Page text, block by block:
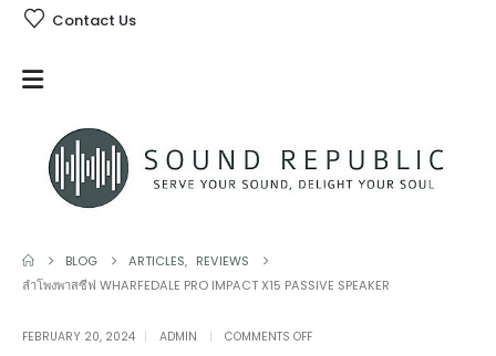
Contact Us
BLOG ARTICLES, REVIEWS
ลำโพงพาสซีฟ WHARFEDALE PRO IMPACT X15 PASSIVE SPEAKER
FEBRUARY 20, 2024 ADMIN COMMENTS OFFON